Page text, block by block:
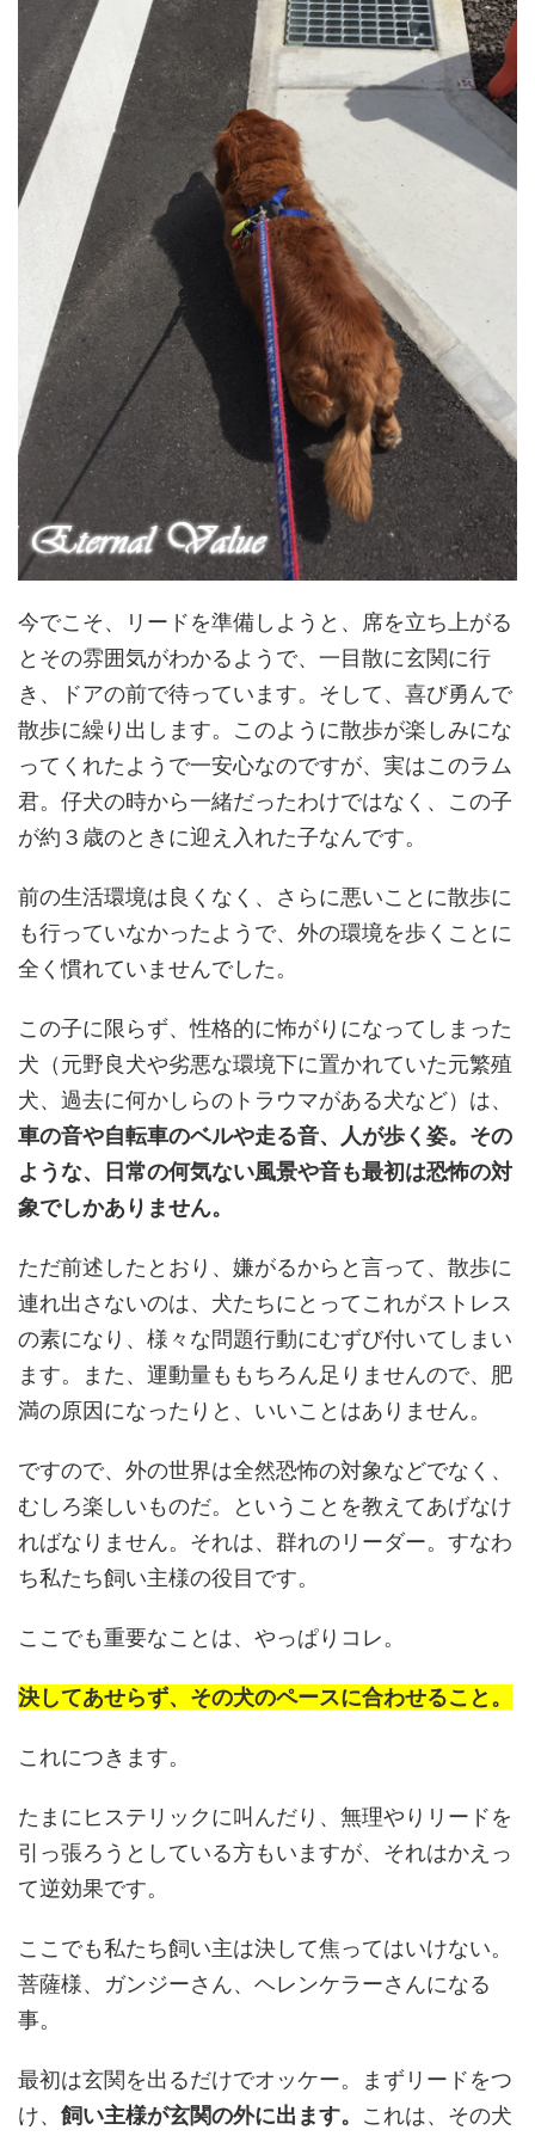
今でこそ、リードを準備しようと、席を立ち上がる
とその雰囲気がわかるようで、一目散に玄関に行
き、ドアの前で待っています。そして、喜び勇んで
散歩に繰り出します。このように散歩が楽しみにな
ってくれたようで一安心なのですが、実はこのラム
君。仔犬の時から一緒だったわけではなく、この子
が約３歳のときに迎え入れた子なんです。
前の生活環境は良くなく、さらに悪いことに散歩に
も行っていなかったようで、外の環境を歩くことに
全く慣れていませんでした。
この子に限らず、性格的に怖がりになってしまった
犬（元野良犬や劣悪な環境下に置かれていた元繁殖
犬、過去に何かしらのトラウマがある犬など）は、
車の音や自転車のベルや走る音、人が歩く姿。その
ような、日常の何気ない風景や音も最初は恐怖の対
象でしかありません。
ただ前述したとおり、嫌がるからと言って、散歩に
連れ出さないのは、犬たちにとってこれがストレス
の素になり、様々な問題行動にむずび付いてしまい
ます。また、運動量ももちろん足りませんので、肥
満の原因になったりと、いいことはありません。
ですので、外の世界は全然恐怖の対象などでなく、
むしろ楽しいものだ。ということを教えてあげなけ
ればなりません。それは、群れのリーダー。すなわ
ち私たち飼い主様の役目です。
ここでも重要なことは、やっぱりコレ。
決してあせらず、その犬のペースに合わせること。
これにつきます。
たまにヒステリックに叫んだり、無理やりリードを
引っ張ろうとしている方もいますが、それはかえっ
て逆効果です。
ここでも私たち飼い主は決して焦ってはいけない。
菩薩様、ガンジーさん、ヘレンケラーさんになる
事。
最初は玄関を出るだけでオッケー。まずリードをつ
け、 飼い主様が玄関の外に出ます。 これは、その犬